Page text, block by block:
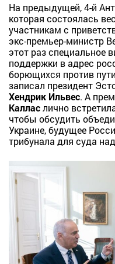
На предыдущей, 4-й
которая состоялась
участникам с
экс-премьер-министр
этот раз специальное
поддержки в адрес
борющихся против
записал президент
Хендрик Ильвес. А
Калласлично
чтобы обсудить
Украине, будущее
трибунала для суда